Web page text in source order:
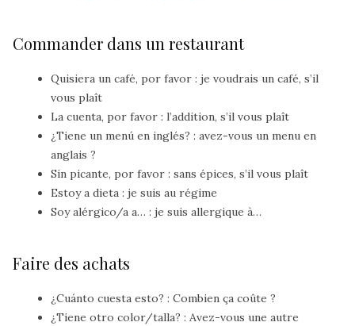
Commander dans un restaurant
Quisiera un café, por favor : je voudrais un café, s’il
vous plaît
La cuenta, por favor : l’addition, s’il vous plaît
¿Tiene un menú en inglés? : avez-vous un menu en
anglais ?
Sin picante, por favor : sans épices, s’il vous plaît
Estoy a dieta : je suis au régime
Soy alérgico/a a… : je suis allergique à…
Faire des achats
¿Cuánto cuesta esto? : Combien ça coûte ?
¿Tiene otro color/talla? : Avez-vous une autre